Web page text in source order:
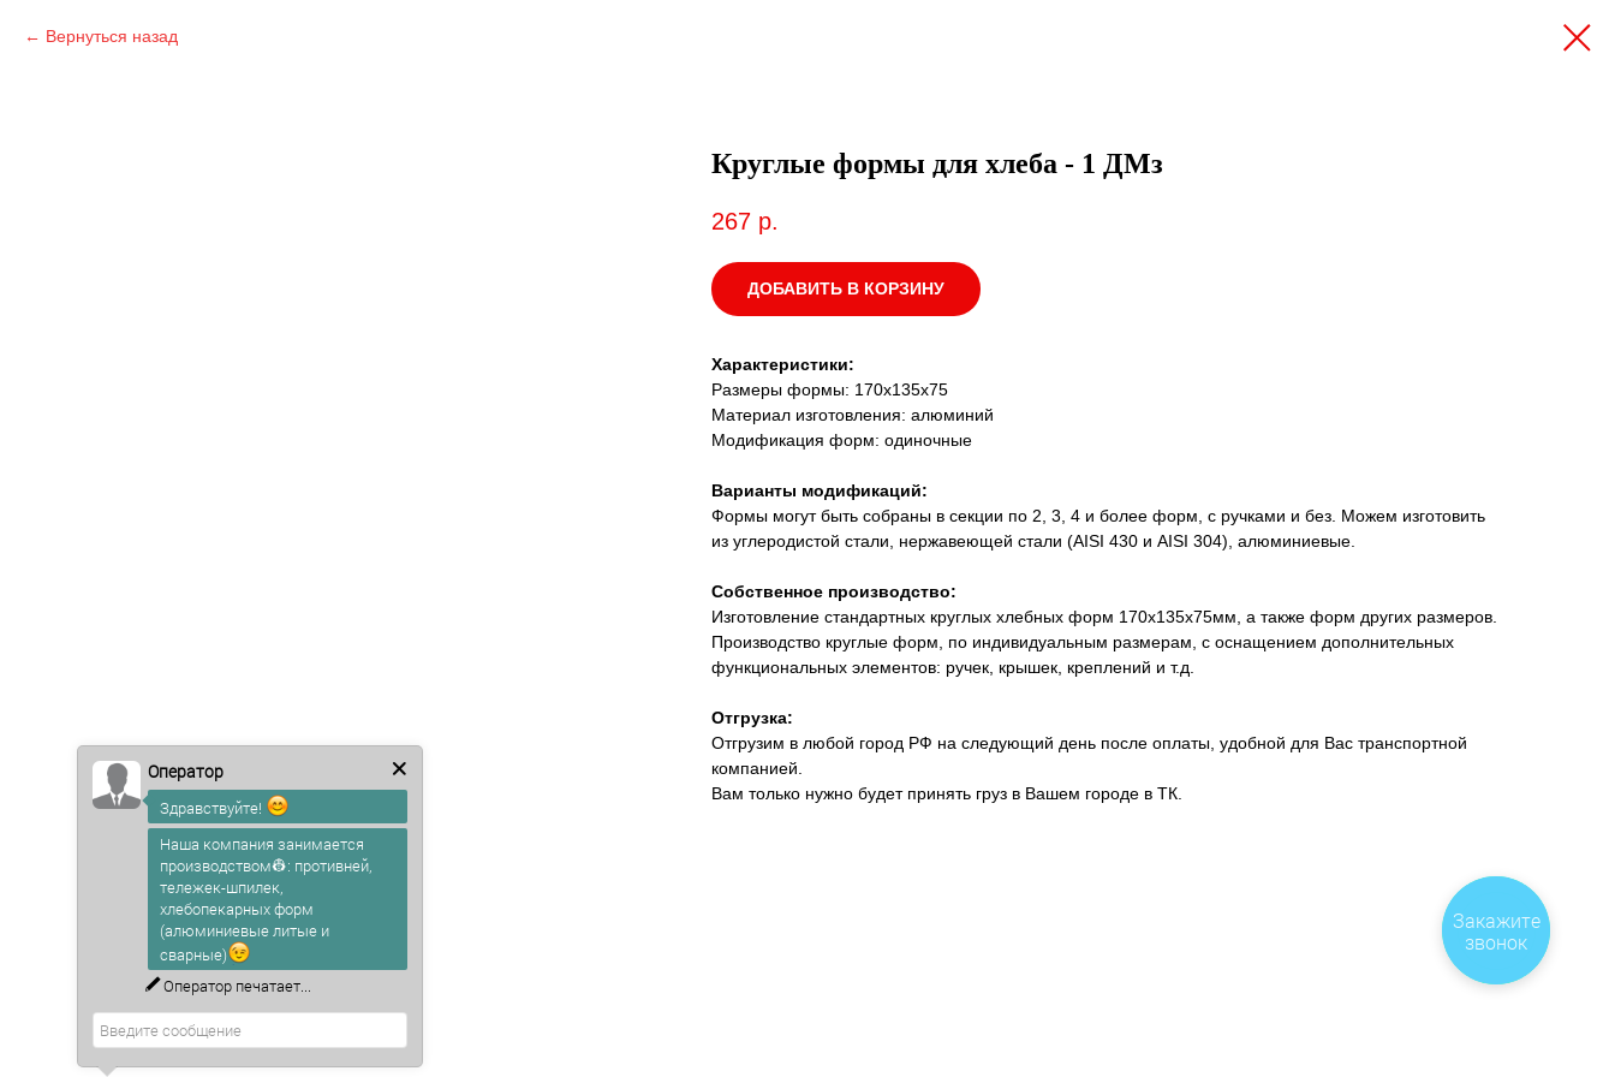
Вернуться назад
Круглые формы для хлеба - 1 ДМз
267 р.
ДОБАВИТЬ В КОРЗИНУ
Характеристики:
Размеры формы: 170х135х75
Материал изготовления: алюминий
Модификация форм: одиночные
Варианты модификаций:
Формы могут быть собраны в секции по 2, 3, 4 и более форм, с ручками и без. Можем изготовить
из углеродистой стали, нержавеющей стали (AISI 430 и AISI 304), алюминиевые.
Собственное производство:
Изготовление стандартных круглых хлебных форм 170х135х75мм, а также форм других размеров.
Производство круглые форм, по индивидуальным размерам, с оснащением дополнительных
функциональных элементов: ручек, крышек, креплений и т.д.
Отгрузка:
Отгрузим в любой город РФ на следующий день после оплаты, удобной для Вас транспортной
компанией.
Вам только нужно будет принять груз в Вашем городе в ТК.
Закажите
звонок
Оператор
Здравствуйте!
Наша компания занимается
производством👷: противней,
тележек-шпилек,
хлебопекарных форм
(алюминиевые литые и
сварные)
Операторпечатает...